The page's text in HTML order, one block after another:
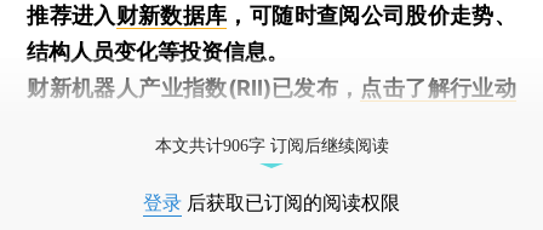
推荐进入财新数据库 ，可随时查阅公司股价走势、
结构人员变化等投资信息。
财新机器人产业指数(RII)已发布， 点击了解行业动
本文共计906字 订阅后继续阅读
登录 后获取已订阅的阅读权限